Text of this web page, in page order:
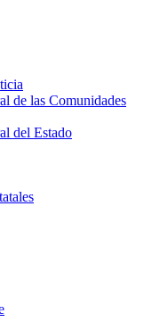
de las Comunidades
del Estado